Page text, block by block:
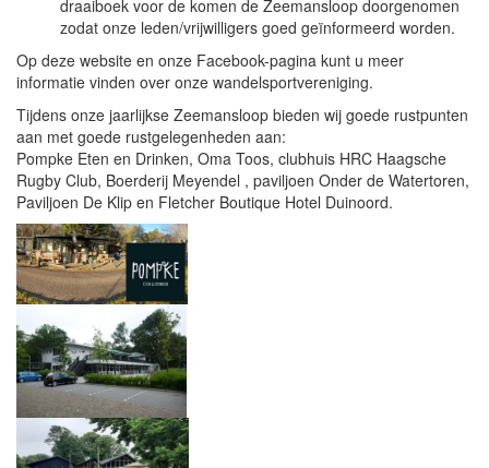
draaiboek voor de komen de Zeemansloop doorgenomen
zodat onze leden/vrijwilligers goed geïnformeerd worden.
Op deze website en onze Facebook-pagina kunt u meer
informatie vinden over onze wandelsportvereniging.
Tijdens onze jaarlijkse Zeemansloop bieden wij goede rustpunten
aan met goede rustgelegenheden aan:
Pompke Eten en Drinken, Oma Toos, clubhuis HRC Haagsche
Rugby Club, Boerderij Meyendel , paviljoen Onder de Watertoren,
Paviljoen De Klip en Fletcher Boutique Hotel Duinoord.